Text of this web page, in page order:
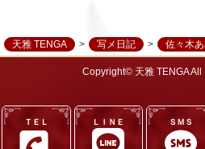
ＴＥＬ ＬＩＮＥ ＳＭＳ
天雅 TENGA 写メ日記 佐々木
Copyright© 天雅 TENGA